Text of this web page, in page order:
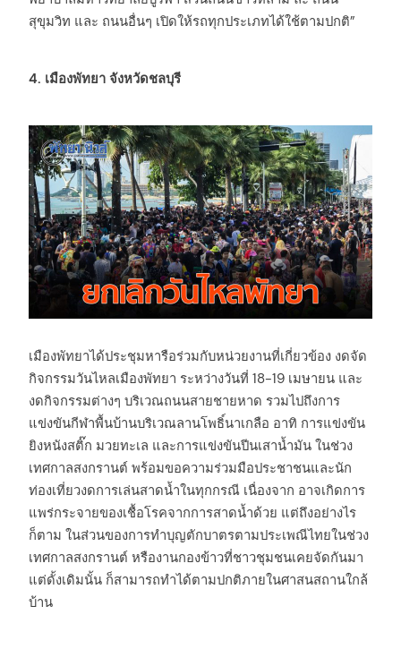
สุขุมวิท และ ถนนอื่นๆ เปิดให้รถทุกประเภทได้ใช้ตามปกติ”
4. เมืองพัทยา จังหวัดชลบุรี
เมืองพัทยาได้ประชุมหารือร่วมกับหน่วยงานที่เกี่ยวข้อง งดจัด
กิจกรรมวันไหลเมืองพัทยา ระหว่างวันที่ 18-19 เมษายน และ
งดกิจกรรมต่างๆ บริเวณถนนสายชายหาด รวมไปถึงการ
แข่งขันกีฬาพื้นบ้านบริเวณลานโพธิ์นาเกลือ อาทิ การแข่งขัน
ยิงหนังสติ๊ก มวยทะเล และการแข่งขันปีนเสาน้ำมัน ในช่วง
เทศกาลสงกรานต์ พร้อมขอความร่วมมือประชาชนและนัก
ท่องเที่ยวงดการเล่นสาดน้ำในทุกกรณี เนื่องจาก อาจเกิดการ
แพร่กระจายของเชื้อโรคจากการสาดน้ำด้วย แต่ถึงอย่างไร
ก็ตาม ในส่วนของการทำบุญตักบาตรตามประเพณีไทยในช่วง
เทศกาลสงกรานต์ หรืองานกองข้าวที่ชาวชุมชนเคยจัดกันมา
แต่ดั้งเดิมนั้น ก็สามารถทำได้ตามปกติภายในศาสนสถานใกล้
บ้าน